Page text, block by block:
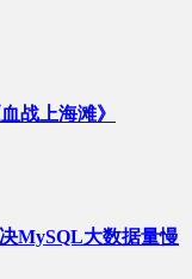
战上海滩》
MySQL大数据量慢